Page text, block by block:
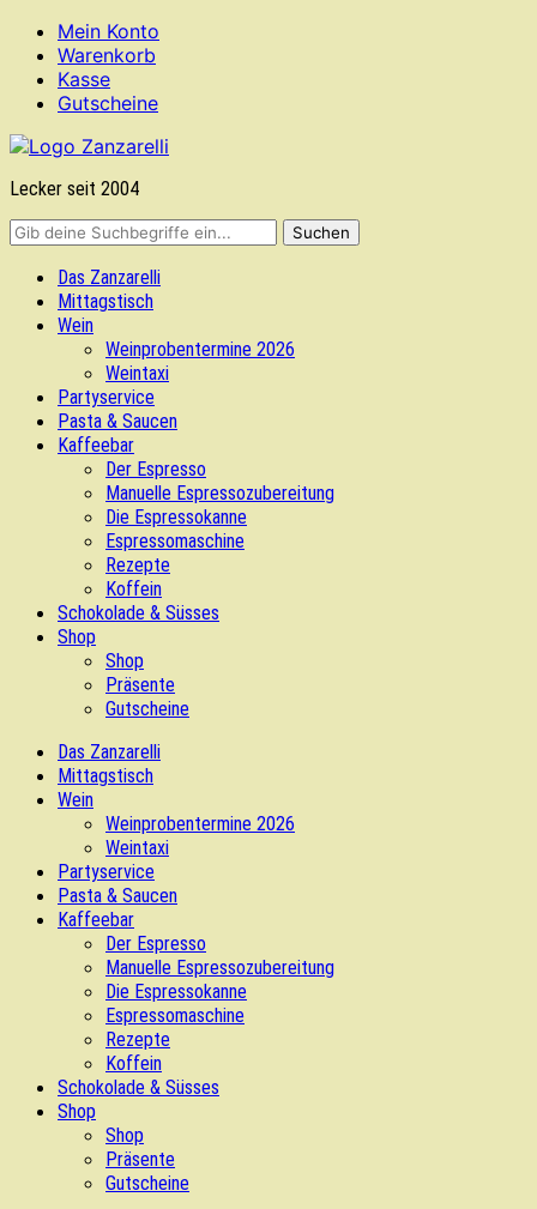
Mein Konto
Warenkorb
Kasse
Gutscheine
Lecker seit 2004
Das Zanzarelli
Mittagstisch
Wein
Weinprobentermine 2026
Weintaxi
Partyservice
Pasta & Saucen
Kaffeebar
Der Espresso
Manuelle Espressozubereitung
Die Espressokanne
Espressomaschine
Rezepte
Koffein
Schokolade & Süsses
Shop
Shop
Präsente
Gutscheine
Das Zanzarelli
Mittagstisch
Wein
Weinprobentermine 2026
Weintaxi
Partyservice
Pasta & Saucen
Kaffeebar
Der Espresso
Manuelle Espressozubereitung
Die Espressokanne
Espressomaschine
Rezepte
Koffein
Schokolade & Süsses
Shop
Shop
Präsente
Gutscheine